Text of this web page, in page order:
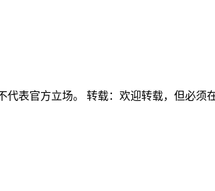
表官方立场。 转载：欢迎转载，但必须